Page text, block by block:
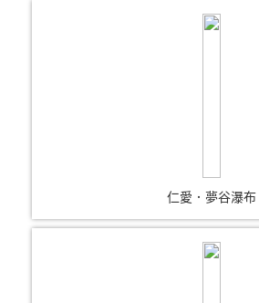
仁愛．夢谷瀑布